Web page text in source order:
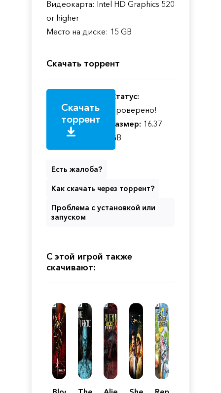
Видеокарта: Intel HD Graphics 520
or higher
Место на диске: 15 GB
Скачать торрент
Скачать
торрент
Статус:
Проверено!
Размер: 16.37
GB
Есть жалоба?
Как скачать через торрент?
Проблема с установкой или
запуском
С этой игрой также
скачивают: